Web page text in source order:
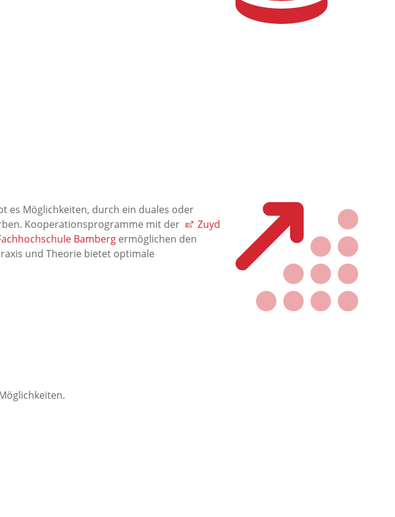
es Möglichkeiten, durch ein duales oder
Kooperationsprogramme mit der
Zuyd
Bamberg ermöglichen den
und Theorie bietet optimale